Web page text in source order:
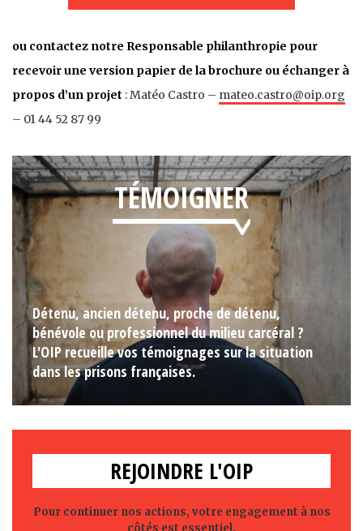
ou contactez notre Responsable philanthropie pour
recevoir une version papier de la brochure ou échanger à
propos d’un projet : Matéo Castro – mateo.castro@oip.org
– 01 44 52 87 99
TÉMOIGNER
Détenu, ancien détenu, proche de détenu,
bénévole ou professionnel du milieu carcéral ?
L'OIP recueille vos témoignages sur la situation
dans les prisons françaises.
REJOINDRE L'OIP
Pour continuer nos actions, votre engagement à nos
côtés est essentiel.